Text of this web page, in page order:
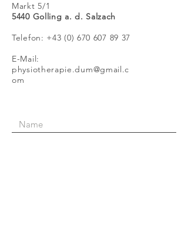
Markt 5/1
5440 Golling a. d. Salzach
Telefon: +43 (0) 670 607 89 37
E-Mail:
physiotherapie.dum@gmail.c
om